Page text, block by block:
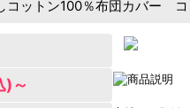
コットン100％布団カバー
)～